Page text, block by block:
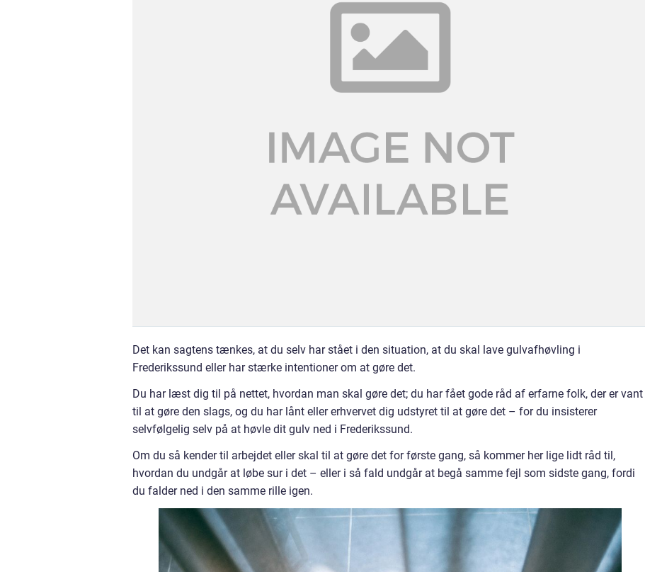
Det kan sagtens tænkes, at du selv har stået i den situation, at du skal lave gulvafhøvling i
Frederikssund eller har stærke intentioner om at gøre det.
Du har læst dig til på nettet, hvordan man skal gøre det; du har fået gode råd af erfarne folk, der er vant
til at gøre den slags, og du har lånt eller erhvervet dig udstyret til at gøre det – for du insisterer
selvfølgelig selv på at høvle dit gulv ned i Frederikssund.
Om du så kender til arbejdet eller skal til at gøre det for første gang, så kommer her lige lidt råd til,
hvordan du undgår at løbe sur i det – eller i så fald undgår at begå samme fejl som sidste gang, fordi
du falder ned i den samme rille igen.